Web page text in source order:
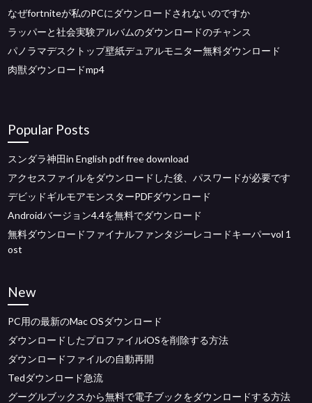
なぜfortniteが私のPCにダウンロードされないのですか
ラッパーと社会実験アルバムのダウンロードのチャンス
パノラマデスクトップ壁紙デュアルモニター無料ダウンロード
肉獣ダウンロードmp4
Popular Posts
スンダラ神田in English pdf free download
アクセスファイルをダウンロードした後、パスワードが必要です
デビッドギルモアモンスターPDFダウンロード
Androidバージョン4.4を無料でダウンロード
無料ダウンロードファイナルファンタジーレコードキーパーvol 1
ost
New
PC用の最新のMac OSダウンロード
ダウンロードしたプロファイルiOSを削除する方法
ダウンロードファイルの自動再開
Tedダウンロード急流
グーグルブックスから無料で電子ブックをダウンロードする方法